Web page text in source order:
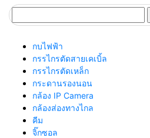
สำหรับ:
กบไฟฟ้า
กรรไกรตัดสายเคเบิ้ล
กรรไกรตัดเหล็ก
กระดานรองนอน
กล้อง IP Camera
กล้องส่องทางไกล
คีม
จิ๊กซอล